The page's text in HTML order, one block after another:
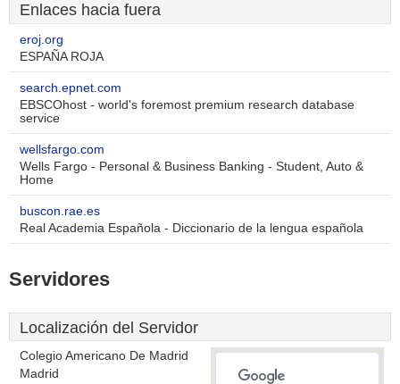
Enlaces hacia fuera
eroj.org
ESPAÑA ROJA
search.epnet.com
EBSCOhost - world's foremost premium research database
service
wellsfargo.com
Wells Fargo - Personal & Business Banking - Student, Auto &
Home
buscon.rae.es
Real Academia Española - Diccionario de la lengua española
Servidores
Localización del Servidor
Colegio Americano De Madrid
Madrid